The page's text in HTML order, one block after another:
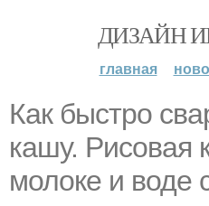
ДИЗАЙН
главная
Как быстро
кашу. Рисовая
молоке и воде